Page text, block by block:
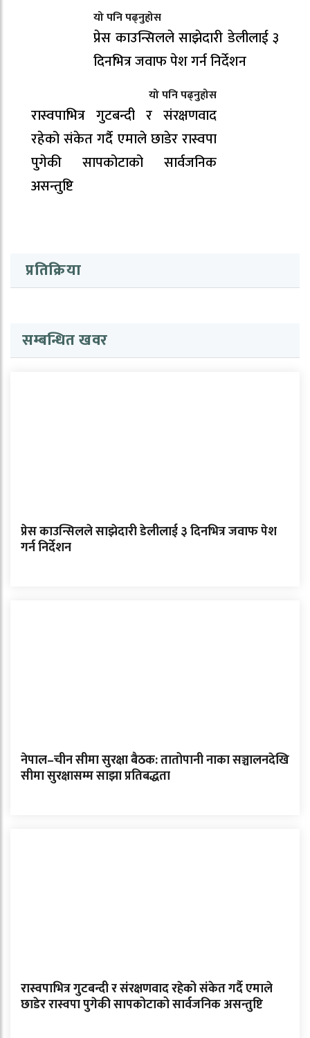
यो पनि पढ्नुहोस
प्रेस काउन्सिलले साझेदारी डेलीलाई ३
दिनभित्र जवाफ पेश गर्न निर्देशन
यो पनि पढ्नुहोस
रास्वपाभित्र गुटबन्दी र संरक्षणवाद
रहेको संकेत गर्दै एमाले छाडेर रास्वपा
पुगेकी सापकोटाको सार्वजनिक
असन्तुष्टि
प्रतिक्रिया
सम्बन्धित खवर
प्रेस काउन्सिलले साझेदारी डेलीलाई ३ दिनभित्र जवाफ पेश
गर्न निर्देशन
नेपाल–चीन सीमा सुरक्षा बैठक: तातोपानी नाका सञ्चालनदेखि
सीमा सुरक्षासम्म साझा प्रतिबद्धता
रास्वपाभित्र गुटबन्दी र संरक्षणवाद रहेको संकेत गर्दै एमाले
छाडेर रास्वपा पुगेकी सापकोटाको सार्वजनिक असन्तुष्टि